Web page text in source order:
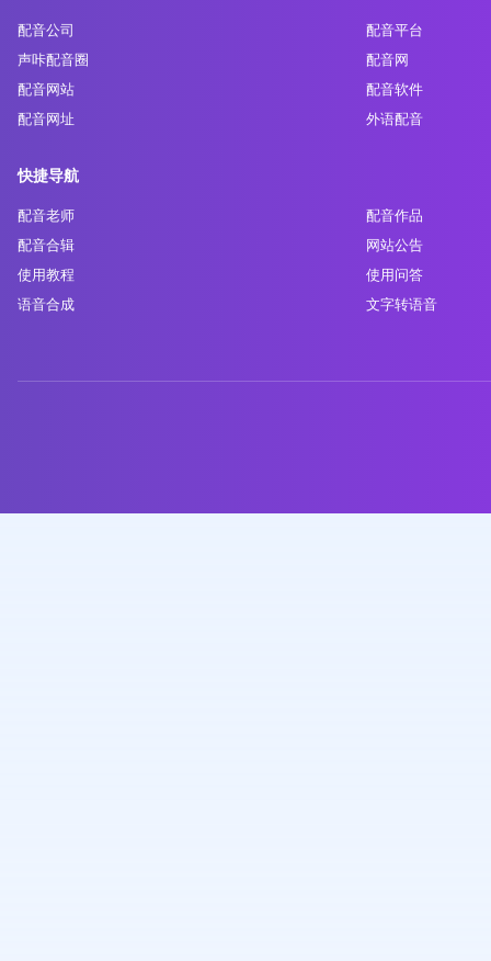
配音公司
配音平台
声咔配音圈
配音网
配音网站
配音软件
配音网址
外语配音
快捷导航
配音老师
配音作品
配音合辑
网站公告
使用教程
使用问答
语音合成
文字转语音